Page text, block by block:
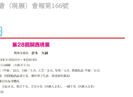
（現展）會報第166號